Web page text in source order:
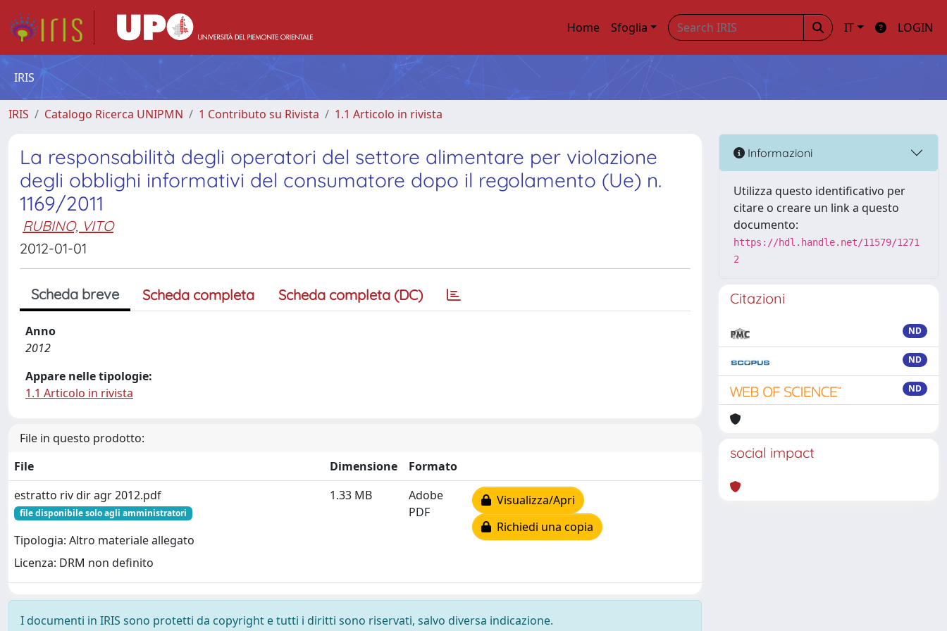
Home Sfoglia IT LOGIN
IRIS
IRIS Catalogo Ricerca UNIPMN 1 Contributo su Rivista 1.1 Articolo in rivista
La responsabilità degli operatori del settore alimentare per violazione
degli obblighi informativi del consumatore dopo il regolamento (Ue) n.
1169/2011
RUBINO, VITO
2012-01-01
Scheda breve Scheda completa Scheda completa (DC)
Anno
2012
Appare nelle tipologie:
1.1 Articolo in rivista
File in questo prodotto:
File
Dimensione
Formato
estratto riv dir agr 2012.pdf
file disponibile solo agli amministratori
Tipologia: Altro materiale allegato
Licenza: DRM non definito
1.33 MB
Adobe
PDF
Visualizza/Apri
Richiedi una copia
I documenti in IRIS sono protetti da copyright e tutti i diritti sono riservati, salvo diversa indicazione.
Informazioni
Utilizza questo identificativo per
citare o creare un link a questo
documento:
https://hdl.handle.net/11579/1271
2
Citazioni
ND
ND
ND
social impact